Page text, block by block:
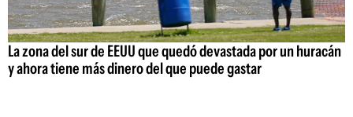
La zona del sur de EEUU que quedó devastada por un huracán
y ahora tiene más dinero del que puede gastar